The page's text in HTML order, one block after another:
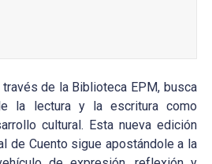
través de la Biblioteca EPM, busca
la lectura y la escritura como
cultural. Esta nueva edición
de Cuento sigue apostándole a la